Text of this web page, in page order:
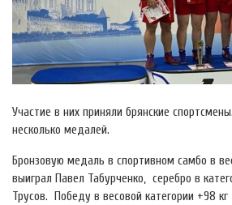
Участие в них приняли брянские
несколько медалей.
Бронзовую медаль в спортивном самбо в
выиграл Павел Табурченко, серебро в
Трусов. Победу в весовой категории +98